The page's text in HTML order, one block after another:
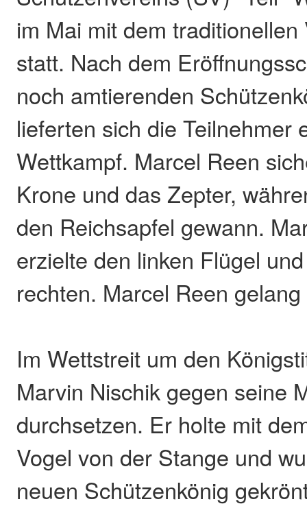
im Mai mit dem
statt. Nach dem
noch amtierenden
lieferten sich die Teilnehmer
Wettkampf. Marcel Reen
Krone und das Zepter,
den Reichsapfel gewann.
erzielte den linken Flügel
rechten. Marcel Reen
Im Wettstreit um den
Marvin Nischik gegen seine
durchsetzen. Er holte mit
Vogel von der Stange und
neuen Schützenkönig